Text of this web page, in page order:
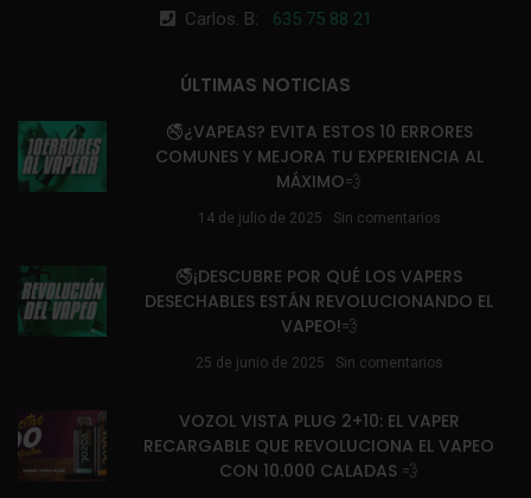
Carlos. B: 635 75 88 21
ÚLTIMAS NOTICIAS
🚭¿VAPEAS? EVITA ESTOS 10 ERRORES
COMUNES Y MEJORA TU EXPERIENCIA AL
MÁXIMO💨
14 de julio de 2025 Sin comentarios
🚭¡DESCUBRE POR QUÉ LOS VAPERS
DESECHABLES ESTÁN REVOLUCIONANDO EL
VAPEO!💨
25 de junio de 2025 Sin comentarios
VOZOL VISTA PLUG 2+10: EL VAPER
RECARGABLE QUE REVOLUCIONA EL VAPEO
CON 10.000 CALADAS 💨